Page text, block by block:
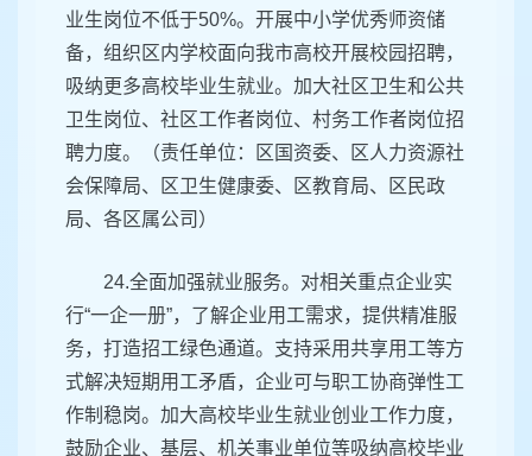
业生岗位不低于50%。开展中小学优秀师资储
备，组织区内学校面向我市高校开展校园招聘，
吸纳更多高校毕业生就业。加大社区卫生和公共
卫生岗位、社区工作者岗位、村务工作者岗位招
聘力度。（责任单位：区国资委、区人力资源社
会保障局、区卫生健康委、区教育局、区民政
局、各区属公司）
24.全面加强就业服务。对相关重点企业实
行“一企一册”，了解企业用工需求，提供精准服
务，打造招工绿色通道。支持采用共享用工等方
式解决短期用工矛盾，企业可与职工协商弹性工
作制稳岗。加大高校毕业生就业创业工作力度，
鼓励企业、基层、机关事业单位等吸纳高校毕业